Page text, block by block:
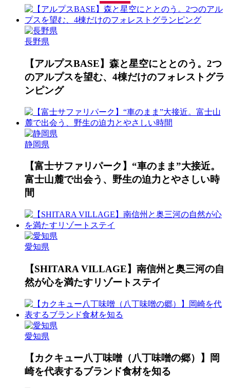
長野県
【アルプスBASE】森と星空にととのう。2つ
のアルプスを望む、4棟だけのフォレストグラ
ンピング
静岡県
【富士サファリパーク】“車のまま”大接近。
富士山麓で出会う、野生の迫力とやさしい時
間
愛知県
【SHITARA VILLAGE】南信州と奥三河の自
然が心を満たすリゾートステイ
愛知県
【カクキュー八丁味噌（八丁味噌の郷）】岡
崎を代表するブランド食材を知る